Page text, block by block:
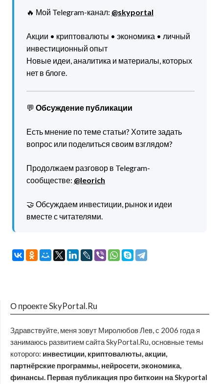
🔥 Мой Telegram-канал: @skyportal
Акции • криптовалюты • экономика • личный
инвестиционный опыт
Новые идеи, аналитика и материалы, которых
нет в блоге.
💬 Обсуждение публикации
Есть мнение по теме статьи? Хотите задать
вопрос или поделиться своим взглядом?
Продолжаем разговор в Telegram-
сообществе: @leorich
🤝 Обсуждаем инвестиции, рынок и идеи
вместе с читателями.
О проекте SkyPortal.Ru
Здравствуйте, меня зовут Миролюбов Лев, с 2006 года я
занимаюсь развитием сайта SkyPortal.Ru, основные темы
которого: инвестиции, криптовалюты, акции,
партнёрские программы, нейросети, экономика,
финансы. Первая публикация про биткоин на Skyportal